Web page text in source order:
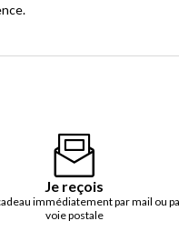
Je reçois
immédiatement par mail ou
voie postale